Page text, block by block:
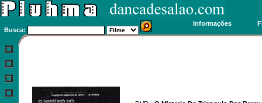
Busca:
Informações